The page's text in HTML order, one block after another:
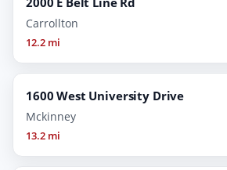
Carrollton
12.2 mi
1600 West University Drive
Mckinney
13.2 mi